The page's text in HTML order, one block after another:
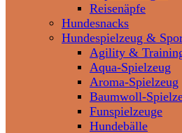
Reisenäpfe
Hundesnacks
Hundespielzeug &
Agility &
Aqua-Spielzeug
Aroma-Spielzeug
Baumwoll-
Funspielzeuge
Hundebälle